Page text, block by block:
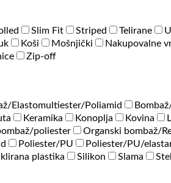
Slim Fit Striped Telirane
Koši Mošnjički Nakupovalne
Zip-off
Elastomultiester/Poliamid
Keramika Konoplja Kovina
poliester Organski bombaž/
Poliester/PU Poliester/PU/
plastika Silikon Slama